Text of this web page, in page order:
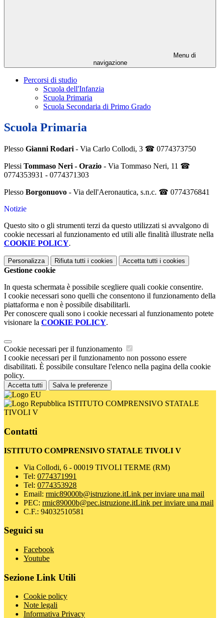
Menu di
navigazione
Percorsi di studio
Scuola dell'Infanzia
Scuola Primaria
Scuola Secondaria di Primo Grado
Scuola Primaria
Plesso Gianni Rodari - Via Carlo Collodi, 3 ☎ 0774373750
Plessi Tommaso Neri - Orazio - Via Tommaso Neri, 11 ☎
0774353931 - 0774371303
Plesso Borgonuovo - Via dell'Aeronautica, s.n.c. ☎ 0774376841
Notizie
Questo sito o gli strumenti terzi da questo utilizzati si avvalgono di
cookie necessari al funzionamento ed utili alle finalità illustrate nella
COOKIE POLICY.
Personalizza Rifiuta tutti i cookies Accetta tutti i cookies
Gestione cookie
In questa schermata è possibile scegliere quali cookie consentire.
I cookie necessari sono quelli che consentono il funzionamento della
piattaforma e non è possibile disabilitarli.
Per conoscere quali sono i cookie necessari al funzionamento potete
visionare la COOKIE POLICY.
Cookie necessari per il funzionamento
I cookie necessari per il funzionamento non possono essere
disabilitati. È possibile consultare l'elenco nella pagina della cookie
policy.
Accetta tutti Salva le preferenze
ISTITUTO COMPRENSIVO STATALE
TIVOLI V
Contatti
ISTITUTO COMPRENSIVO STATALE TIVOLI V
Via Collodi, 6 - 00019 TIVOLI TERME (RM)
Tel: 0774371991
Tel: 0774353928
Email: rmic89000b@istruzione.itLink per inviare una mail
PEC: rmic89000b@pec.istruzione.itLink per inviare una mail
C.F.: 94032510581
Seguici su
Facebook
Youtube
Sezione Link Utili
Cookie policy
Note legali
Informativa Privacy